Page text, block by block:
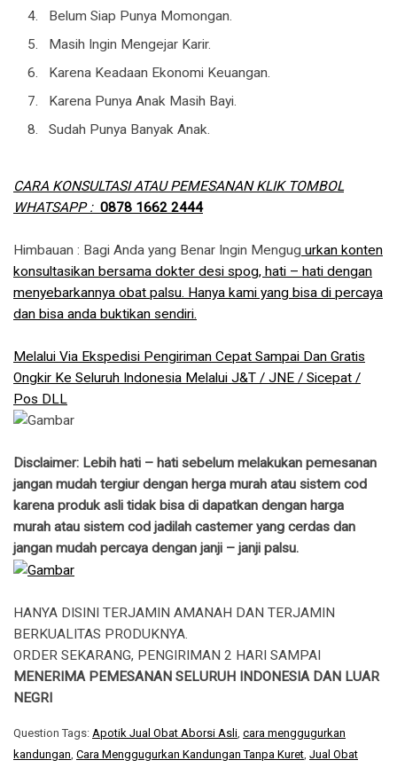
Belum Siap Punya Momongan.
Masih Ingin Mengejar Karir.
Karena Keadaan Ekonomi Keuangan.
Karena Punya Anak Masih Bayi.
Sudah Punya Banyak Anak.
CARA KONSULTASI ATAU PEMESANAN KLIK TOMBOL
WHATSAPP : 0878 1662 2444
Himbauan : Bagi Anda yang Benar Ingin Mengug urkan konten
konsultasikan bersama dokter desi spog, hati – hati dengan
menyebarkannya obat palsu. Hanya kami yang bisa di percaya
dan bisa anda buktikan sendiri.
Melalui Via Ekspedisi Pengiriman Cepat Sampai Dan Gratis
Ongkir Ke Seluruh Indonesia Melalui J&T / JNE / Sicepat /
Pos DLL
Disclaimer: Lebih hati – hati sebelum melakukan pemesanan
jangan mudah tergiur dengan herga murah atau sistem cod
karena produk asli tidak bisa di dapatkan dengan harga
murah atau sistem cod jadilah castemer yang cerdas dan
jangan mudah percaya dengan janji – janji palsu.
HANYA DISINI TERJAMIN AMANAH DAN TERJAMIN
BERKUALITAS PRODUKNYA.
ORDER SEKARANG, PENGIRIMAN 2 HARI SAMPAI
MENERIMA PEMESANAN SELURUH INDONESIA DAN LUAR
NEGRI
Question Tags: Apotik Jual Obat Aborsi Asli, cara menggugurkan
kandungan, Cara Menggugurkan Kandungan Tanpa Kuret, Jual Obat